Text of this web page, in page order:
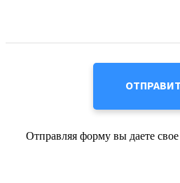
Отправляя форму вы даете свое